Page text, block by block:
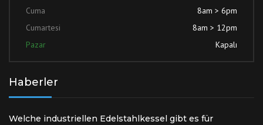
Cuma
8am > 6pm
Cumartesi
8am > 12pm
Pazar
Kapalı
Haberler
Welche industriellen Edelstahlkessel gibt es für